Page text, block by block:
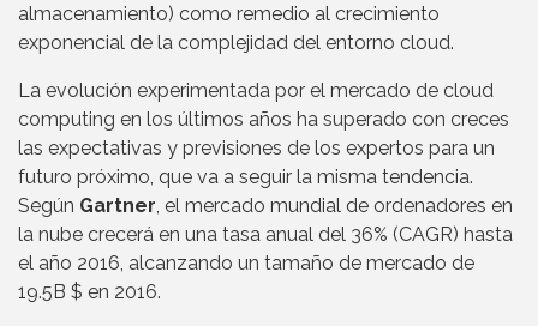
almacenamiento) como remedio al crecimiento
exponencial de la complejidad del entorno cloud.
La evolución experimentada por el mercado de cloud
computing en los últimos años ha superado con creces
las expectativas y previsiones de los expertos para un
futuro próximo, que va a seguir la misma tendencia.
Según Gartner , el mercado mundial de ordenadores en
la nube crecerá en una tasa anual del 36% (CAGR) hasta
el año 2016, alcanzando un tamaño de mercado de
19.5B $ en 2016.